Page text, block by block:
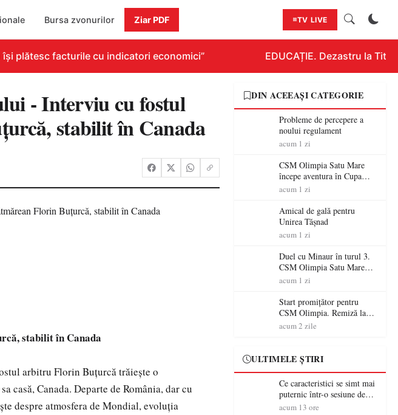
Bursa zvonurilor Ziar PDF TV LIVE
plătesc facturile cu indicatori economici” EDUCAȚIE. Dezastru la
- Interviu cu fostul
stabilit în Canada
stabilit în Canada
arbitru Florin Buțurcă trăiește o
casă, Canada. Departe de România, dar cu
despre atmosfera de Mondial, evoluția
DIN ACEEAȘI CATEGORIE
Probleme de percepere a
noului regulament
acum 1 zi
CSM Olimpia Satu Mare
începe aventura în Cupa
României la Baia Mare
acum 1 zi
Amical de gală pentru
Unirea Tășnad
acum 1 zi
Duel cu Minaur în turul 3.
CSM Olimpia Satu Mare
începe aventura în Cupa
acum 1 zi
Start promițător pentru
CSM Olimpia. Remiză la
Dumbrăvița în debutul
acum 2 zile
ULTIMELE ȘTIRI
Ce caracteristici se simt mai
puternic într-o sesiune de
distracție la sloturi online:
acum 13 ore